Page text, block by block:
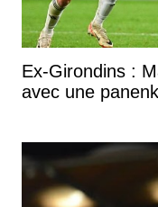
Ex-Girondins :
avec une